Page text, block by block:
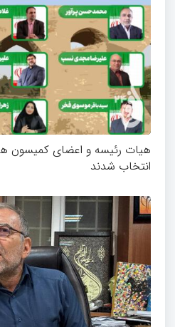
هیات رئیسه و اعضای کمیسون
انتخاب شدند